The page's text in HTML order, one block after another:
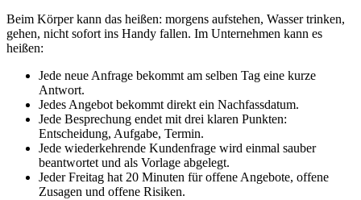
Beim Körper kann das heißen: morgens aufstehen, Wasser trinken,
gehen, nicht sofort ins Handy fallen. Im Unternehmen kann es
heißen:
Jede neue Anfrage bekommt am selben Tag eine kurze
Antwort.
Jedes Angebot bekommt direkt ein Nachfassdatum.
Jede Besprechung endet mit drei klaren Punkten:
Entscheidung, Aufgabe, Termin.
Jede wiederkehrende Kundenfrage wird einmal sauber
beantwortet und als Vorlage abgelegt.
Jeder Freitag hat 20 Minuten für offene Angebote, offene
Zusagen und offene Risiken.